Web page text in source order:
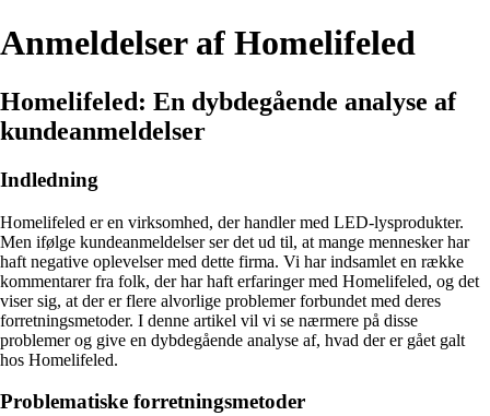
Anmeldelser af Homelifeled
Homelifeled: En dybdegående analyse af
kundeanmeldelser
Indledning
Homelifeled er en virksomhed, der handler med LED-lysprodukter.
Men ifølge kundeanmeldelser ser det ud til, at mange mennesker har
haft negative oplevelser med dette firma. Vi har indsamlet en række
kommentarer fra folk, der har haft erfaringer med Homelifeled, og det
viser sig, at der er flere alvorlige problemer forbundet med deres
forretningsmetoder. I denne artikel vil vi se nærmere på disse
problemer og give en dybdegående analyse af, hvad der er gået galt
hos Homelifeled.
Problematiske forretningsmetoder